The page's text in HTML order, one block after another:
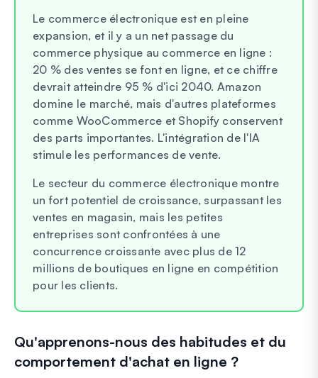
Le commerce électronique est en pleine
expansion, et il y a un net passage du
commerce physique au commerce en ligne :
20 % des ventes se font en ligne, et ce chiffre
devrait atteindre 95 % d'ici 2040. Amazon
domine le marché, mais d'autres plateformes
comme WooCommerce et Shopify conservent
des parts importantes. L'intégration de l'IA
stimule les performances de vente.
Le secteur du commerce électronique montre
un fort potentiel de croissance, surpassant les
ventes en magasin, mais les petites
entreprises sont confrontées à une
concurrence croissante avec plus de 12
millions de boutiques en ligne en compétition
pour les clients.
Qu'apprenons-nous des habitudes et du
comportement d'achat en ligne ?